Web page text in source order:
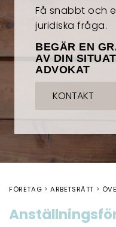
Få snabbt och
juridiska fråga.
BEGÄR EN
AV DIN
ADVOKAT
KONTAKT
FÖRETAG ARBETSRÄTT